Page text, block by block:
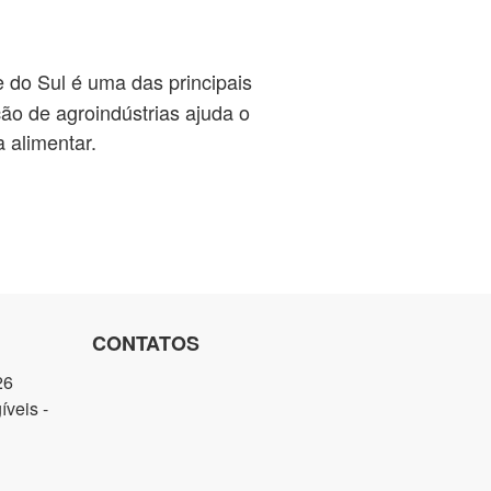
Sul é uma das principais
de agroindústrias ajuda o
alimentar.
-
CONTATOS